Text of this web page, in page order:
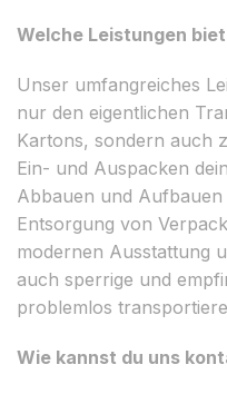
Welche Leistungen
Unser umfangreiches
nur den eigentlichen
Kartons, sondern auch
Ein- und Auspacken
Abbauen und
Entsorgung von
modernen Ausstattung
auch sperrige und
problemlos
Wie kannst du uns